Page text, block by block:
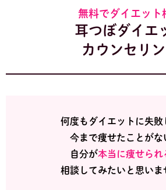
無料でダイエット
耳つぼダイエ
カウンセリ
何度もダイエットに失敗
今まで痩せたことがな
自分が本当に痩せられ
相談してみたいと思いま